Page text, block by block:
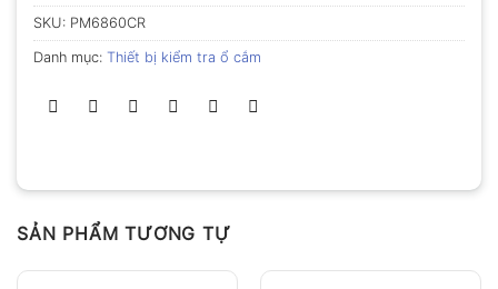
SKU: PM6860CR
Danh mục: Thiết bị kiểm tra ổ cắm
SẢN PHẨM TƯƠNG TỰ